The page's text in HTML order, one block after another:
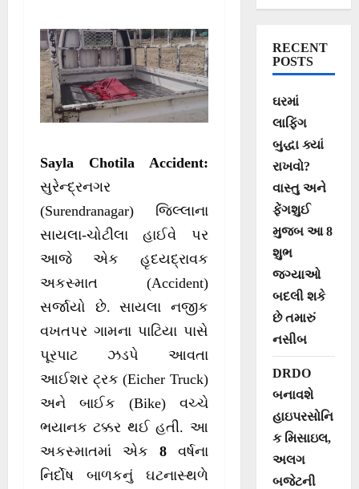
ઈજાગ્રસ્ત
Sayla Chotila Accident:
સુરેન્દ્રનગર
(Surendranagar) જિલ્લાના
સાયલા-ચોટીલા હાઈવે પર
આજે એક હૃદયદ્રાવક
અકસ્માત (Accident)
સર્જાયો છે. સાયલા નજીક
વખતપર ગામના પાટિયા પાસે
પૂરપાટ ઝડપે આવતા
આઈશર ટ્રક (Eicher Truck)
અને બાઈક (Bike) વચ્ચે
ભયાનક ટક્કર થઈ હતી. આ
અકસ્માતમાં એક 8વર્ષના
નિર્દોષ બાળકનું ઘટનાસ્થળે
RECENT
POSTS
ઘરમાં
લાફિંગ
બુદ્ધા ક્યાં
રાખવો?
વાસ્તુ અને
ફેંગશુઈ
મુજબ આ 8
શુભ
જગ્યાઓ
બદલી શકે
છે તમારું
નસીબ
DRDO
બનાવશે
હાઇપરસોનિ
ક મિસાઇલ,
અલગ
બજેટની